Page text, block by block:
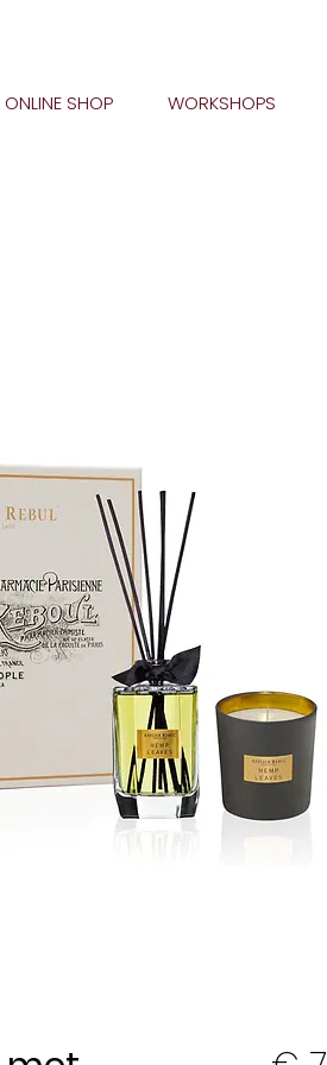
ONLINE SHOP WORKSHOPS